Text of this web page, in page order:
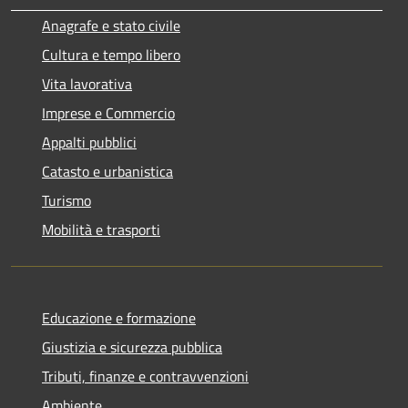
Anagrafe e stato civile
Cultura e tempo libero
Vita lavorativa
Imprese e Commercio
Appalti pubblici
Catasto e urbanistica
Turismo
Mobilità e trasporti
Educazione e formazione
Giustizia e sicurezza pubblica
Tributi, finanze e contravvenzioni